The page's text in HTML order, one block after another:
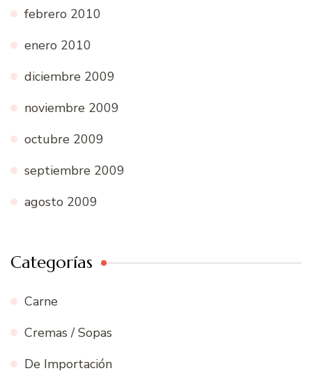
febrero 2010
enero 2010
diciembre 2009
noviembre 2009
octubre 2009
septiembre 2009
agosto 2009
Categorías
Carne
Cremas / Sopas
De Importación